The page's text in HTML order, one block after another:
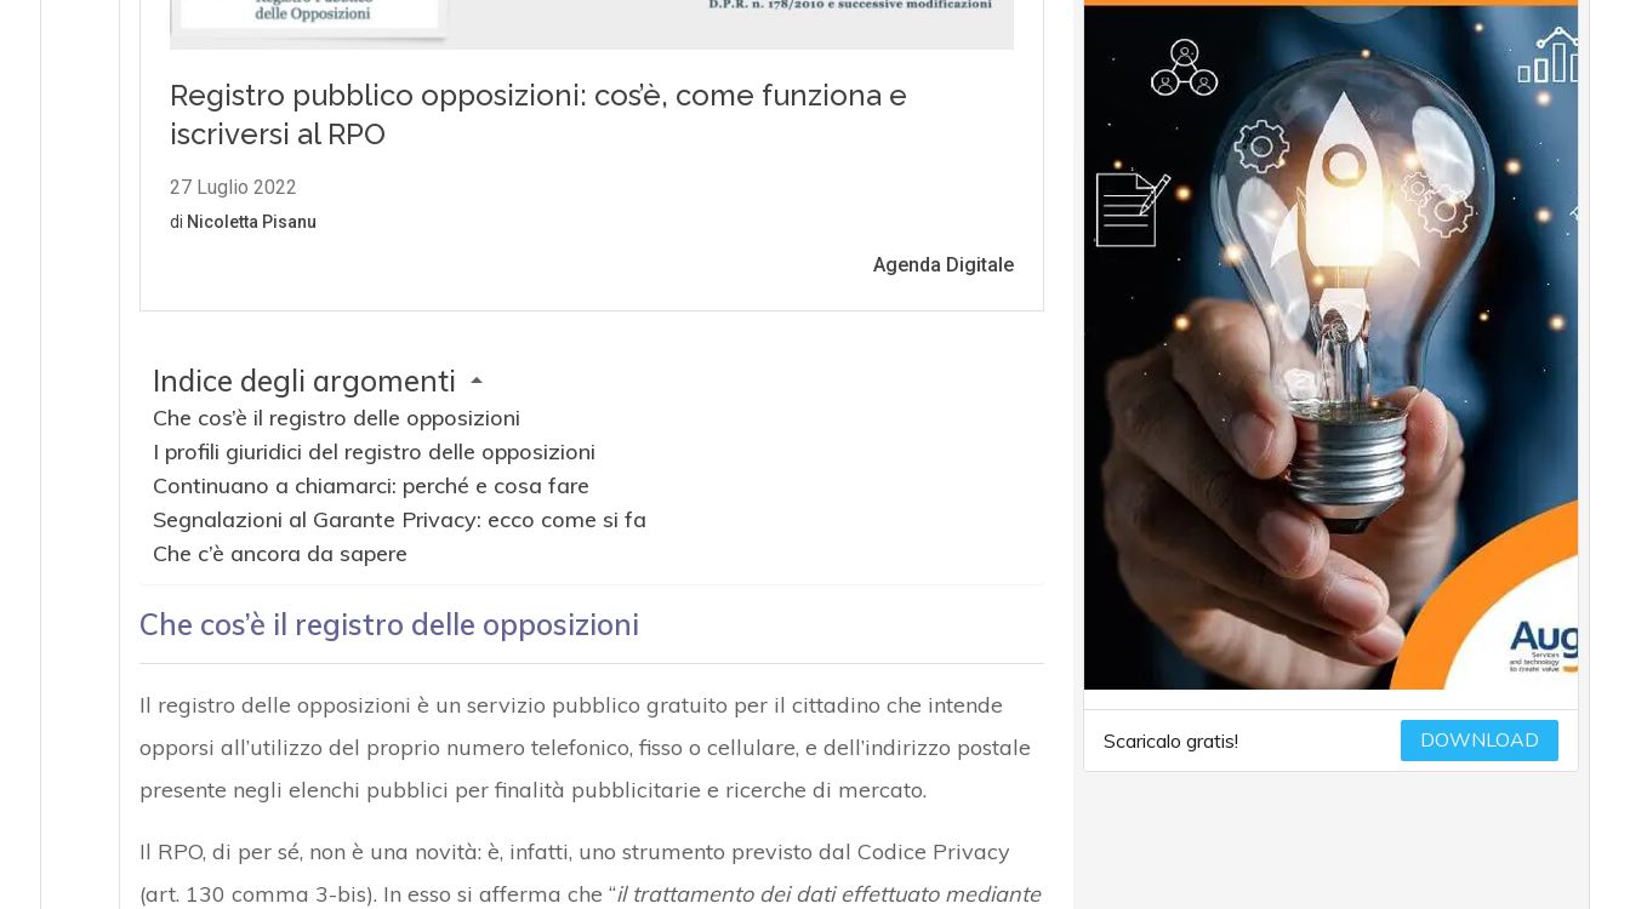
Indice degli argomenti
Che cos’è il registro delle opposizioni
I profili giuridici del registro delle opposizioni
Continuano a chiamarci: perché e cosa fare
Segnalazioni al Garante Privacy: ecco come si fa
Che c’è ancora da sapere
Che cos’è il registro delle opposizioni
Il registro delle opposizioni è un servizio pubblico gratuito per il cittadino che intende
opporsi all’utilizzo del proprio numero telefonico, fisso o cellulare, e dell’indirizzo postale
presente negli elenchi pubblici per finalità pubblicitarie e ricerche di mercato.
Il RPO, di per sé, non è una novità: è, infatti, uno strumento previsto dal Codice Privacy
(art. 130 comma 3-bis). In esso si afferma che “il trattamento dei dati effettuato mediante
Scaricalo gratis! DOWNLOAD